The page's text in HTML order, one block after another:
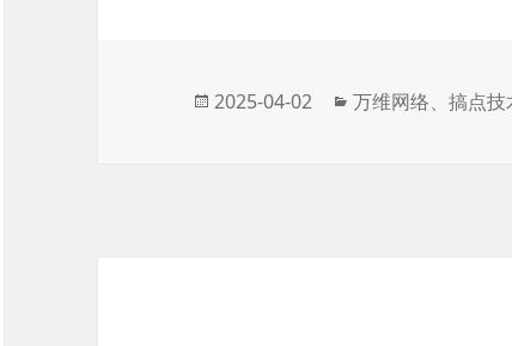
发
2025-04-02
分
万维网络、搞点技